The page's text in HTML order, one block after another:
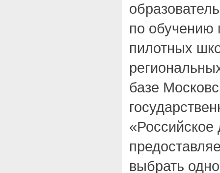
по обучению
пилотных
базе
выбрать